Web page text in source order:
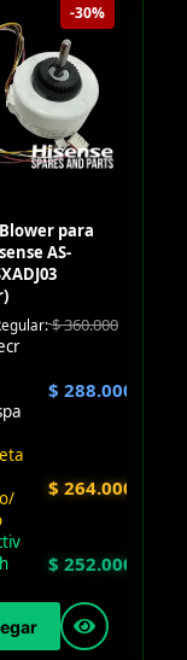
-30%
para
AS-
$360.000
$ 288.000
$ 264.000
$ 252.000